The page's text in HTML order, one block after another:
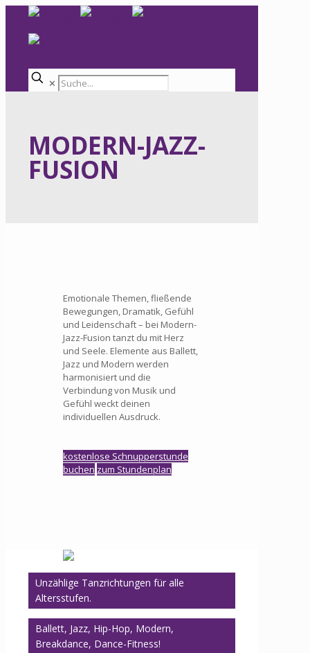
✕
MODERN-JAZZ-
FUSION
Emotionale Themen, fließende
Bewegungen, Dramatik, Gefühl
und Leidenschaft – bei Modern-
Jazz-Fusion tanzt du mit Herz
und Seele. Elemente aus Ballett,
Jazz und Modern werden
harmonisiert und die
Verbindung von Musik und
Gefühl weckt deinen
individuellen Ausdruck.
kostenlose Schnupperstunde
buchen zum Stundenplan
Unzählige Tanzrichtungen für alle
Altersstufen.
Ballett, Jazz, Hip-Hop, Modern,
Breakdance, Dance-Fitness!